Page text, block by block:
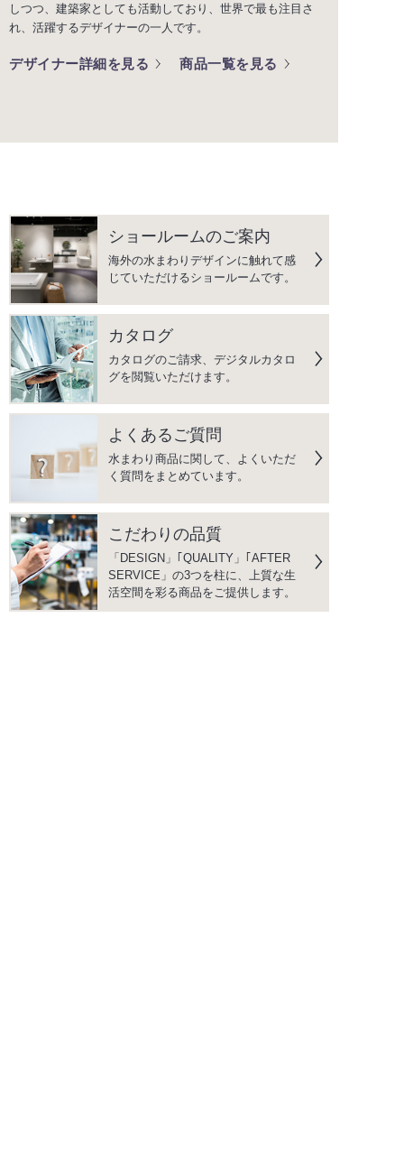
しつつ、建築家としても活動しており、世界で最も注目さ
れ、活躍するデザイナーの一人です。
デザイナー詳細を見る 商品一覧を見る
ショールームのご案内
海外の水まわりデザインに触れて感
じていただけるショールームです。
カタログ
カタログのご請求、デジタルカタロ
グを閲覧いただけます。
よくあるご質問
水まわり商品に関して、よくいただ
く質問をまとめています。
こだわりの品質
「DESIGN」｢QUALITY」｢AFTER
SERVICE」の3つを柱に、上質な生
活空間を彩る商品をご提供します。